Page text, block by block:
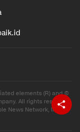
elements (R) and ©
All rights reserved.
News Network, Inc.,